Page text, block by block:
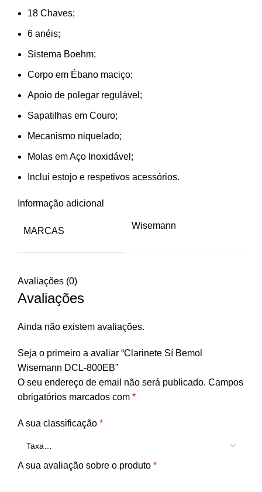
18 Chaves;
6 anéis;
Sistema Boehm;
Corpo em Ébano maciço;
Apoio de polegar regulável;
Sapatilhas em Couro;
Mecanismo niquelado;
Molas em Aço Inoxidável;
Inclui estojo e respetivos acessórios.
Informação adicional
MARCAS
Wisemann
Avaliações (0)
Avaliações
Ainda não existem avaliações.
Seja o primeiro a avaliar “Clarinete Sí Bemol
Wisemann DCL-800EB”
O seu endereço de email não será publicado. Campos
obrigatórios marcados com *
A sua classificação *
A sua avaliação sobre o produto *